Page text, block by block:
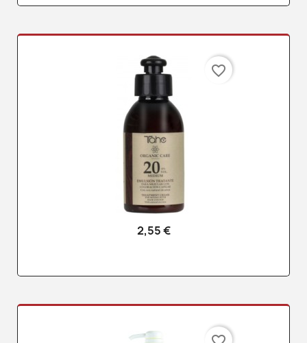
2,55 €
favorite_border